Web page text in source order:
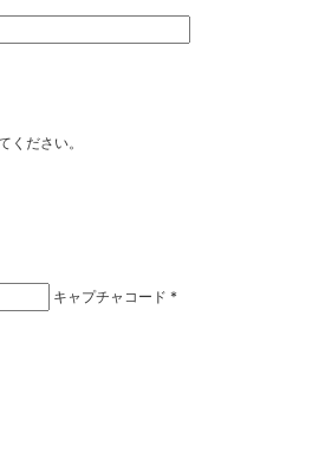
ください。
キャプチャコード *